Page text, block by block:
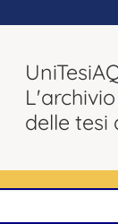
delle tesi